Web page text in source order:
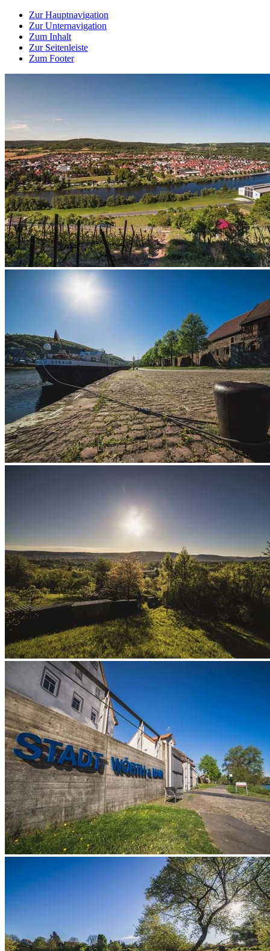
Zur Hauptnavigation
Zur Unternavigation
Zum Inhalt
Zur Seitenleiste
Zum Footer